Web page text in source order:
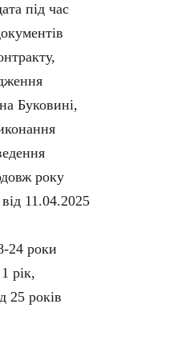
під час
Буковині,
року
11.04.2025
24 роки
рік,
25 років